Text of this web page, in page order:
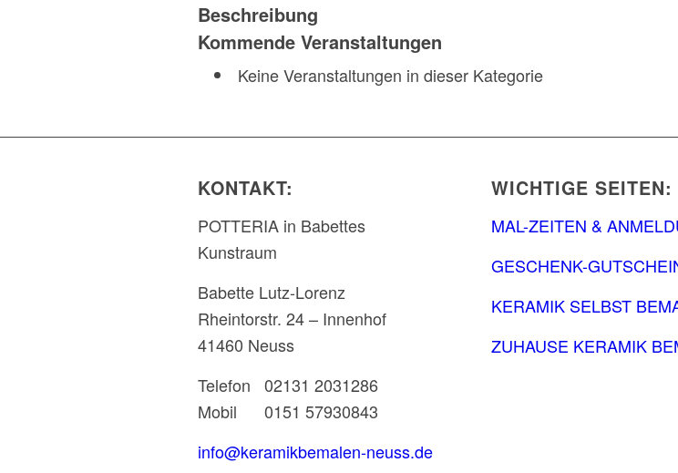
Beschreibung
Kommende Veranstaltungen
Keine Veranstaltungen in dieser Kategorie
KONTAKT:
POTTERIA in Babettes
Kunstraum
Babette Lutz-Lorenz
Rheintorstr. 24 – Innenhof
41460 Neuss
Telefon 02131 2031286
Mobil 0151 57930843
info@keramikbemalen-neuss.de
WICHTIGE SEITEN:
MAL-ZEITEN &
GESCHENK-
KERAMIK SELBST
ZUHAUSE KERAMIK